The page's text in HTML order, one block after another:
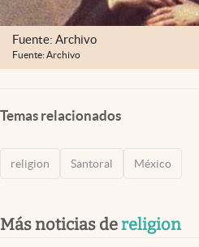
Fuente: Archivo
Fuente: Archivo
Temas relacionados
religion Santoral México
Más noticias dereligion